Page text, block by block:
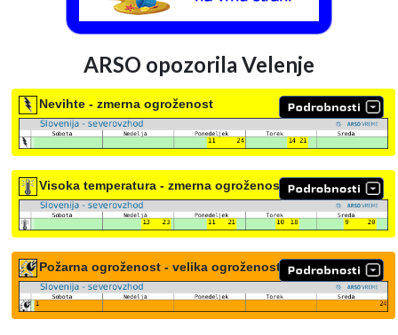
ARSO opozorila Velenje
Nevihte - zmerna ogroženost
Visoka temperatura - zmerna ogroženost
Požarna ogroženost - velika ogroženost